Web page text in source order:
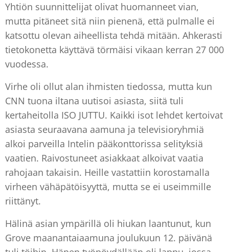
Yhtiön suunnittelijat olivat huomanneet vian,
mutta pitäneet sitä niin pienenä, että pulmalle ei
katsottu olevan aiheellista tehdä mitään. Ahkerasti
tietokonetta käyttävä törmäisi vikaan kerran 27 000
vuodessa.
Virhe oli ollut alan ihmisten tiedossa, mutta kun
CNN tuona iltana uutisoi asiasta, siitä tuli
kertaheitolla ISO JUTTU. Kaikki isot lehdet kertoivat
asiasta seuraavana aamuna ja televisioryhmiä
alkoi parveilla Intelin pääkonttorissa selityksiä
vaatien. Raivostuneet asiakkaat alkoivat vaatia
rahojaan takaisin. Heille vastattiin korostamalla
virheen vähäpätöisyyttä, mutta se ei useimmille
riittänyt.
Hälinä asian ympärillä oli hiukan laantunut, kun
Grove maanantaiaamuna joulukuun 12. päivänä